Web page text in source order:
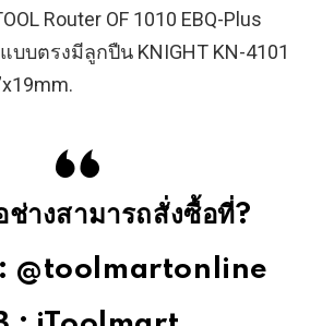
Router OF 1010 EBQ-Plus
บบตรงมีลูกปืน KNIGHT KN-4101
ช่างสามารถสั่งซื้อที่?
@toolmartonline